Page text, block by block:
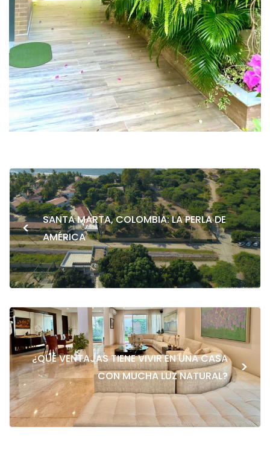
<
SANTA MARTA, COLOMBIA: LA PERLA DE
AMÉRICA
¿QUÉ VENTAJAS TIENE VIVIR EN UNA CASA
CON MUCHA LUZ NATURAL?
>